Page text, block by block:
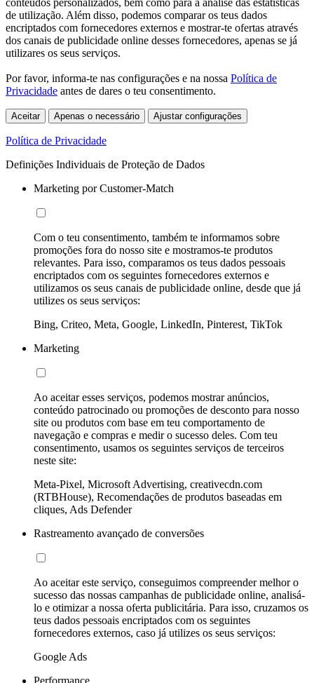
conteúdos personalizados, bem como para a análise das estatísticas
de utilização. Além disso, podemos comparar os teus dados
encriptados com fornecedores externos e mostrar-te ofertas através
dos canais de publicidade online desses fornecedores, apenas se já
utilizares os seus serviços.
Por favor, informa-te nas configurações e na nossa Política de
Privacidade antes de dares o teu consentimento.
Aceitar Apenas o necessário Ajustar configurações
Política de Privacidade
Definições Individuais de Proteção de Dados
Marketing por Customer-Match
Com o teu consentimento, também te informamos sobre
promoções fora do nosso site e mostramos-te produtos
relevantes. Para isso, comparamos os teus dados pessoais
encriptados com os seguintes fornecedores externos e
utilizamos os seus canais de publicidade online, desde que já
utilizes os seus serviços:
Bing, Criteo, Meta, Google, LinkedIn, Pinterest, TikTok
Marketing
Ao aceitar esses serviços, podemos mostrar anúncios,
conteúdo patrocinado ou promoções de desconto para nosso
site ou produtos com base em teu comportamento de
navegação e compras e medir o sucesso deles. Com teu
consentimento, usamos os seguintes serviços de terceiros
neste site:
Meta-Pixel, Microsoft Advertising, creativecdn.com
(RTBHouse), Recomendações de produtos baseadas em
cliques, Ads Defender
Rastreamento avançado de conversões
Ao aceitar este serviço, conseguimos compreender melhor o
sucesso das nossas campanhas de publicidade online, analisá-
lo e otimizar a nossa oferta publicitária. Para isso, cruzamos os
teus dados pessoais encriptados com os seguintes
fornecedores externos, caso já utilizes os seus serviços:
Google Ads